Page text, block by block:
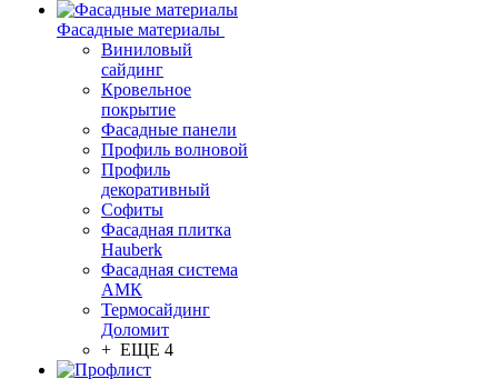
Фасадные материалы
Виниловый
сайдинг
Кровельное
покрытие
Фасадные панели
Профиль волновой
Профиль
декоративный
Софиты
Фасадная плитка
Hauberk
Фасадная система
АМК
Термосайдинг
Доломит
+ ЕЩЕ 4